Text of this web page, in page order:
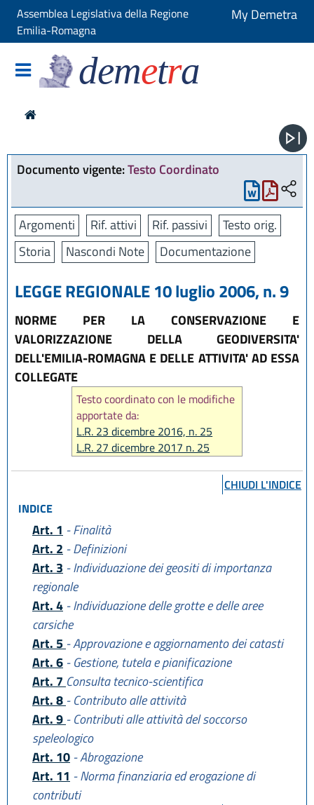
Assemblea Legislativa della Regione
Emilia-Romagna
My Demetra
demetra
Documento vigente:Testo Coordinato
Argomenti Rif. attivi Rif. passivi
Testo orig.
Storia
Nascondi Note Documentazione
LEGGE REGIONALE 10 luglio 2006, n. 9
NORME PER LA CONSERVAZIONE E
VALORIZZAZIONE DELLA GEODIVERSITA'
DELL'EMILIA-ROMAGNA E DELLE ATTIVITA' AD ESSA
COLLEGATE
Testo coordinato con le modifiche
apportate da:
L.R. 23 dicembre 2016, n. 25
L.R. 27 dicembre 2017 n. 25
CHIUDI L'INDICE
INDICE
Art. 1 - Finalità
Art. 2 - Definizioni
Art. 3 - Individuazione dei geositi di importanza
regionale
Art. 4 - Individuazione delle grotte e delle aree
carsiche
Art. 5 - Approvazione e aggiornamento dei catasti
Art. 6 - Gestione, tutela e pianificazione
Art. 7 Consulta tecnico-scientifica
Art. 8 - Contributo alle attività
Art. 9 - Contributi alle attività del soccorso
speleologico
Art. 10 - Abrogazione
Art. 11 - Norma finanziaria ed erogazione di
contributi